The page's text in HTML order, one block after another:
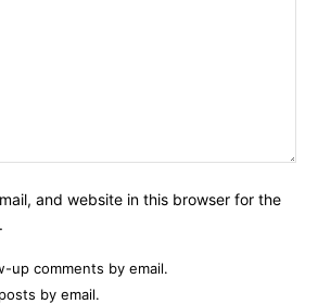
and website in this browser for the
up comments by email.
by email.